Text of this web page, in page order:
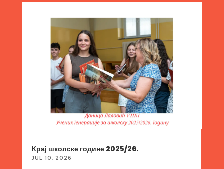
Крај школске године 2025/26.
JUL 10, 2026